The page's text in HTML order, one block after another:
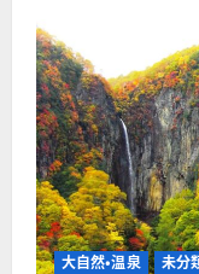
大自然・温泉 未分